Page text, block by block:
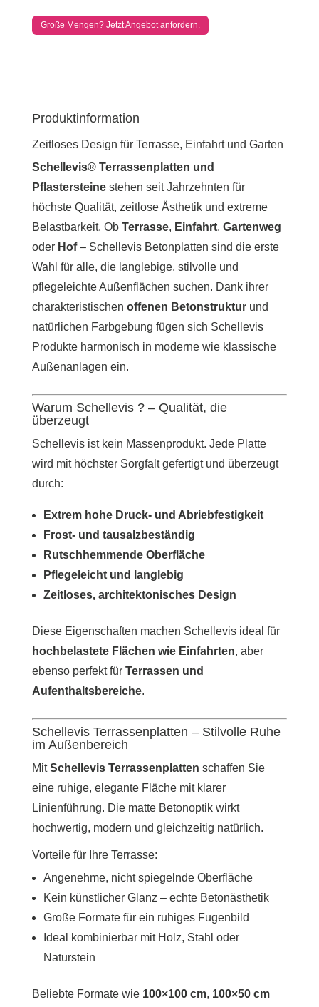
Große Mengen? Jetzt Angebot anfordern.
Produktinformation
Zeitloses Design für Terrasse, Einfahrt und Garten
Schellevis® Terrassenplatten und
Pflastersteinestehen seit Jahrzehnten für
höchste Qualität, zeitlose Ästhetik und extreme
Belastbarkeit. Ob Terrasse, Einfahrt, Gartenweg
oder Hof– Schellevis Betonplatten sind die erste
Wahl für alle, die langlebige, stilvolle und
pflegeleichte Außenflächen suchen. Dank ihrer
charakteristischen offenen Betonstrukturund
natürlichen Farbgebung fügen sich Schellevis
Produkte harmonisch in moderne wie klassische
Außenanlagen ein.
Warum Schellevis ? – Qualität, die
überzeugt
Schellevis ist kein Massenprodukt. Jede Platte
wird mit höchster Sorgfalt gefertigt und überzeugt
durch:
Extrem hohe Druck- und Abriebfestigkeit
Frost- und tausalzbeständig
Rutschhemmende Oberfläche
Pflegeleicht und langlebig
Zeitloses, architektonisches Design
Diese Eigenschaften machen Schellevis ideal für
hochbelastete Flächen wie Einfahrten, aber
ebenso perfekt für Terrassen und
Aufenthaltsbereiche.
Schellevis Terrassenplatten – Stilvolle Ruhe
im Außenbereich
MitSchellevis Terrassenplatten schaffen Sie
eine ruhige, elegante Fläche mit klarer
Linienführung. Die matte Betonoptik wirkt
hochwertig, modern und gleichzeitig natürlich.
Vorteile für Ihre Terrasse:
Angenehme, nicht spiegelnde Oberfläche
Kein künstlicher Glanz – echte Betonästhetik
Große Formate für ein ruhiges Fugenbild
Ideal kombinierbar mit Holz, Stahl oder
Naturstein
Beliebte Formate wie 100×100 cm, 100×50 cm